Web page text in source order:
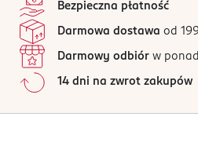
Bezpieczna płatność
Darmowa dostawa od
Darmowy odbiór w
14 dni na zwrot zakupów